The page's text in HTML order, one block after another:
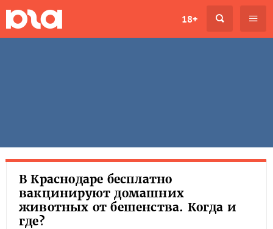
18+
В Краснодаре бесплатно
вакцинируют домашних
животных от бешенства. Когда и
где?